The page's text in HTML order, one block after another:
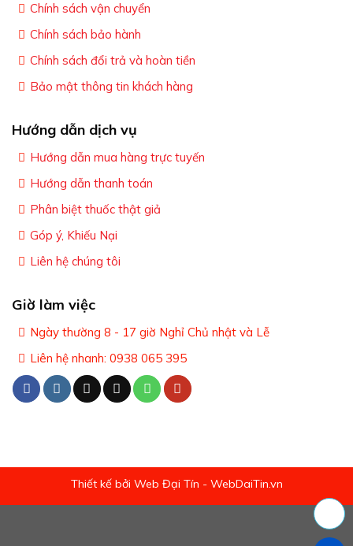
Chính sách vận chuyển
Chính sách bảo hành
Chính sách đổi trả và hoàn tiền
Bảo mật thông tin khách hàng
Hướng dẫn dịch vụ
Hướng dẫn mua hàng trực tuyến
Hướng dẫn thanh toán
Phân biệt thuốc thật giả
Góp ý, Khiếu Nại
Liên hệ chúng tôi
Giờ làm việc
Ngày thường 8 - 17 giờ Nghỉ Chủ nhật và Lễ
Liên hệ nhanh: 0938 065 395
Thiết kế bởi Web Đại Tín - WebDaiTin.vn